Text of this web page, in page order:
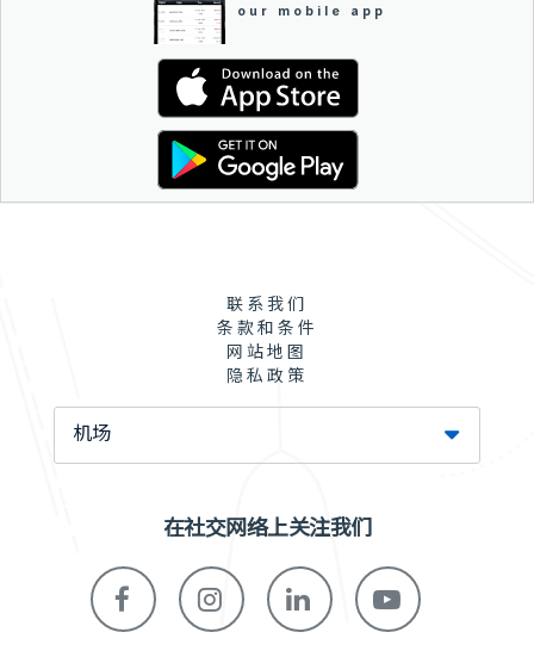
our mobile app
联系我们
条款和条件
网站地图
隐私政策
机场
在社交网络上关注我们